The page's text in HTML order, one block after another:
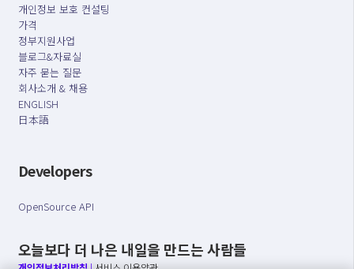
개인정보 보호 컨설팅
가격
정부지원사업
블로그&자료실
자주 묻는 질문
회사소개 & 채용
ENGLISH
日本語
Developers
OpenSource API
오늘보다 더 나은 내일을 만드는 사람들